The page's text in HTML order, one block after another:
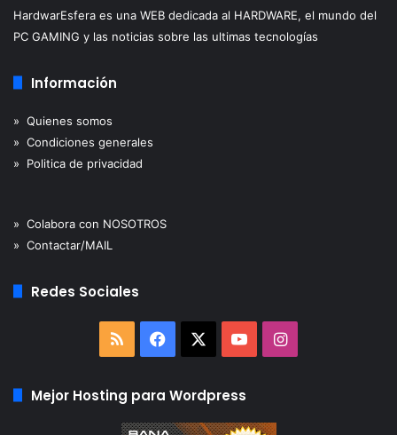
HardwarEsfera es una WEB dedicada al HARDWARE, el mundo del
PC GAMING y las noticias sobre las ultimas tecnologías
Información
» Quienes somos
» Condiciones generales
» Politica de privacidad
» Colabora con NOSOTROS
» Contactar/MAIL
Redes Sociales
RSS Facebook YouTubeInstagram
Mejor Hosting para Wordpress